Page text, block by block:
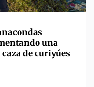
una
de curiyúes